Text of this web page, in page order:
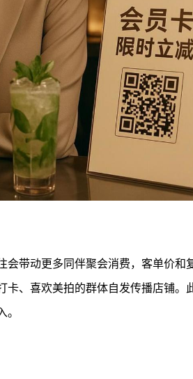
会带动更多同伴聚会消费，客单价和
卡、喜欢美拍的群体自发传播店铺。